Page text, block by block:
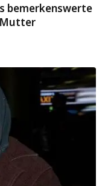
bemerkenswerte
Mutter